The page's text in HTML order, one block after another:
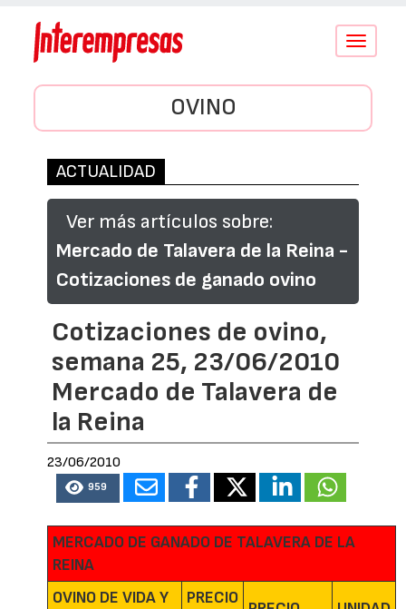
Conmutar
OVINO
ACTUALIDAD
Ver más artículos sobre:
Mercado de Talavera de la Reina -
Cotizaciones de ganado ovino
Cotizaciones de ovino,
semana 25, 23/06/2010
Mercado de Talavera de
la Reina
23/06/2010
959
MERCADO DE GANADO DE TALAVERA DE LA
REINA
OVINO DE VIDA Y
PRECIO